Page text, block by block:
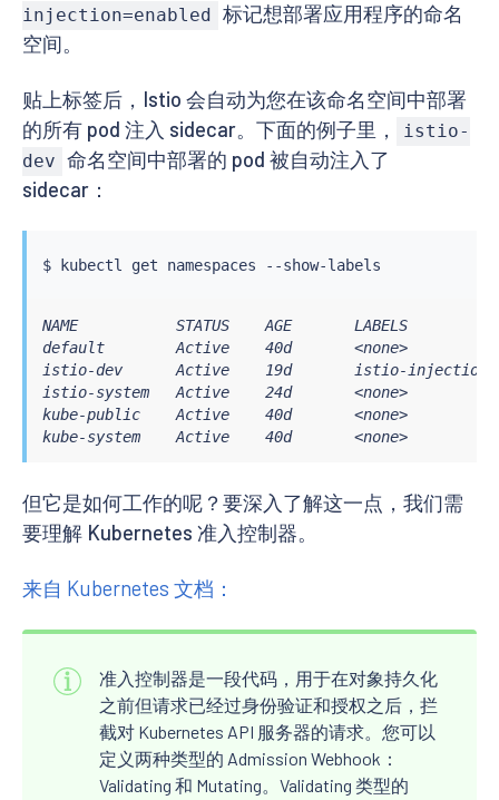
      proxy
      sidecar
Started:
      Sun
, 09 Dec 2018 18:12:31 -0800
Ready :
True
... ..
injection=enabled
标记想部署应用程序的命名
空间。
贴上标签后，Istio 会自动为您在该命名空间中部署
的所有 pod 注入 sidecar。下面的例子里，
istio-
dev 命名空间中部署的 pod 被自动注入了
sidecar：
$ kubectl
NAME           STATUS    AGE       LABELS
default        Active    40d       <none>
istio-dev      Active    19d       istio-
istio-system   Active    24d       <none>
kube-public    Active    40d       <none>
kube-system    Active    40d       <none>
但它是如何工作的呢？要深入了解这一点，我们需
要理解 Kubernetes 准入控制器。
来自 Kubernetes 文档：
准入控制器是一段代码，用于在对象持久化
之前但请求已经过身份验证和授权之后，拦
截对 Kubernetes API 服务器的请求。您可以
定义两种类型的 Admission Webhook：
Validating 和 Mutating。Validating 类型的